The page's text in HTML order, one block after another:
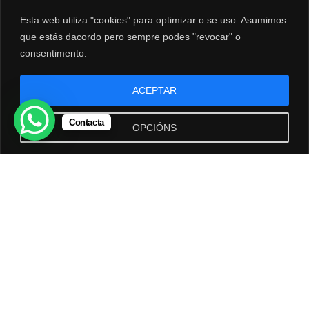
Esta web utiliza "cookies" para optimizar o se uso. Asumimos
que estás dacordo pero sempre podes "revocar" o
consentimento.
OPCIÓNS
ACEPTAR
LEGAL
Política de Cookies
DESCARGAS
Contacta